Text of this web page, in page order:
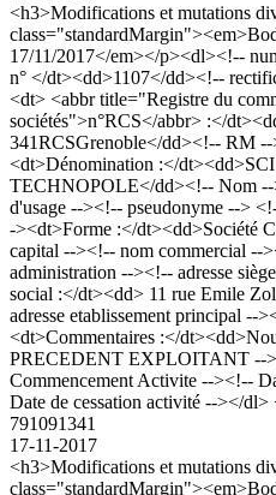
<h3>Modifications et mutations
17/11/2017</em></p><dl><!--
n° </dt><dd>1107</dd><!--
<dt> <abbr title="Registre du
sociétés">n°RCS</abbr> :</
341RCSGrenoble</dd><!-- RM
<dt>Dénomination :</
TECHNOPOLE</dd><!-- Nom
d'usage --><!-- pseudonyme -->
-><dt>Forme :</dt><dd>Société
capital --><!-- nom commercial --
administration --><!-- adresse
social :</dt><dd> 11 rue Emile
adresse etablissement principal --
<dt>Commentaires :</
PRECEDENT EXPLOITANT --
Commencement Activite --><!--
Date de cessation activité --></
791091341
17-11-2017
<h3>Modifications et mutations